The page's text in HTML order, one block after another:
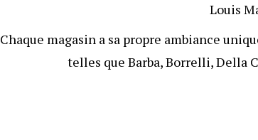
Louis
Chaque magasin a sa propre ambiance
telles que Barba,Borrelli,Della